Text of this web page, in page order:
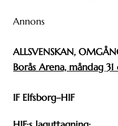
Annons
ALLSVENSKAN,
Borås Arena, måndag
IF Elfsborg–HIF